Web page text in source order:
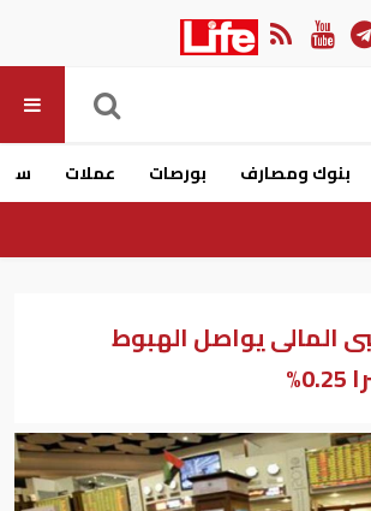
بنوك ومصارف بورصات عملات
المالى يواصل الهبوط